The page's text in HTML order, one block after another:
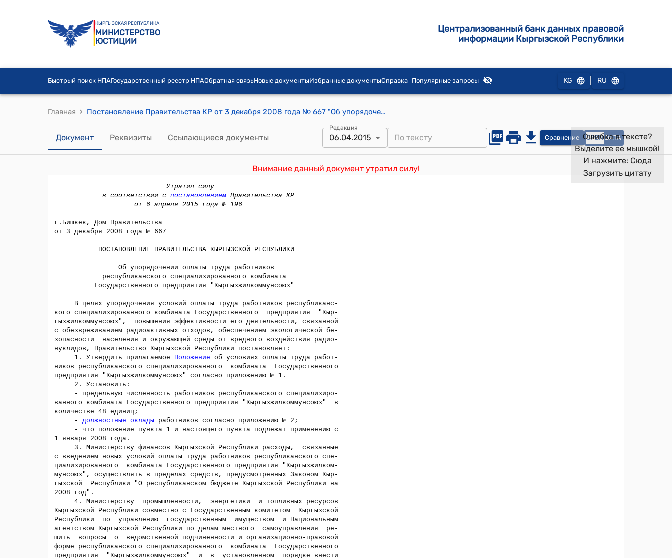
КЫРГЫЗСКАЯ РЕСПУБЛИКА
МИНИСТЕРСТВО
ЮСТИЦИИ
Централизованный банк данных правовой
информации Кыргызской Республики
Быстрый поиск НПАГосударственный реестр НПАОбратная связьНовые документыИзбранные документыСправка Популярные запросы KG RU
Главная › Постановление Правительства КР от 3 декабря 2008 года № 667 "Об упорядочении оплаты труда работников республиканского специализированного комбината Государственного предприятия "Кыргызжилкоммунсоюз"
Документ Реквизиты Ссылающиеся документы
Редакция
06.04.2015 Сравнение OPEN DATA
Внимание данный документ утратил силу!
Ошибка в тексте?
Выделите ее мышкой!
И нажмите: Сюда
Загрузить цитату